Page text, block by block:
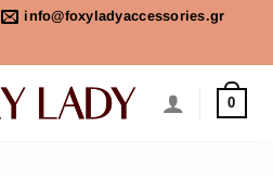
info@foxyladyaccessories.gr
0